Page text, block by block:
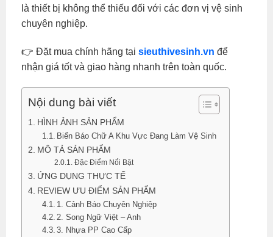
là thiết bị không thể thiếu đối với các đơn vị vệ sinh
chuyên nghiệp.
👉 Đặt mua chính hãng tại sieuthivesinh.vn để
nhận giá tốt và giao hàng nhanh trên toàn quốc.
Nội dung bài viết
HÌNH ẢNH SẢN PHẨM
Biển Báo Chữ A Khu Vực Đang Làm Vệ Sinh
MÔ TẢ SẢN PHẨM
Đặc Điểm Nổi Bật
ỨNG DỤNG THỰC TẾ
REVIEW ƯU ĐIỂM SẢN PHẨM
1. Cảnh Báo Chuyên Nghiệp
2. Song Ngữ Việt – Anh
3. Nhựa PP Cao Cấp